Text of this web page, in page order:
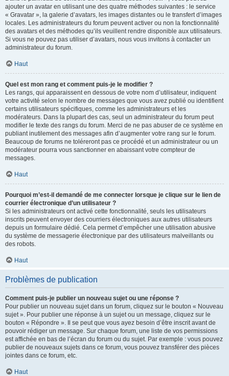
ajouter un avatar en utilisant une des quatre méthodes suivantes : le service
« Gravatar », la galerie d’avatars, les images distantes ou le transfert d’images
locales. Les administrateurs du forum peuvent activer ou non la fonctionnalité
des avatars et des méthodes qu’ils veuillent rendre disponible aux utilisateurs.
Si vous ne pouvez pas utiliser d’avatars, nous vous invitons à contacter un
administrateur du forum.
Haut
Quel est mon rang et comment puis-je le modifier ?
Les rangs, qui apparaissent en dessous de votre nom d’utilisateur, indiquent
votre activité selon le nombre de messages que vous avez publié ou identifient
certains utilisateurs spécifiques, comme les administrateurs et les
modérateurs. Dans la plupart des cas, seul un administrateur du forum peut
modifier le texte des rangs du forum. Merci de ne pas abuser de ce système en
publiant inutilement des messages afin d’augmenter votre rang sur le forum.
Beaucoup de forums ne toléreront pas ce procédé et un administrateur ou un
modérateur pourra vous sanctionner en abaissant votre compteur de
messages.
Haut
Pourquoi m’est-il demandé de me connecter lorsque je clique sur le lien de
courrier électronique d’un utilisateur ?
Si les administrateurs ont activé cette fonctionnalité, seuls les utilisateurs
inscrits peuvent envoyer des courriers électroniques aux autres utilisateurs
depuis un formulaire dédié. Cela permet d’empêcher une utilisation abusive
du système de messagerie électronique par des utilisateurs malveillants ou
des robots.
Haut
Problèmes de publication
Comment puis-je publier un nouveau sujet ou une réponse ?
Pour publier un nouveau sujet dans un forum, cliquez sur le bouton « Nouveau
sujet ». Pour publier une réponse à un sujet ou un message, cliquez sur le
bouton « Répondre ». Il se peut que vous ayez besoin d’être inscrit avant de
pouvoir rédiger un message. Sur chaque forum, une liste de vos permissions
est affichée en bas de l’écran du forum ou du sujet. Par exemple : vous pouvez
publier de nouveaux sujets dans ce forum, vous pouvez transférer des pièces
jointes dans ce forum, etc.
Haut